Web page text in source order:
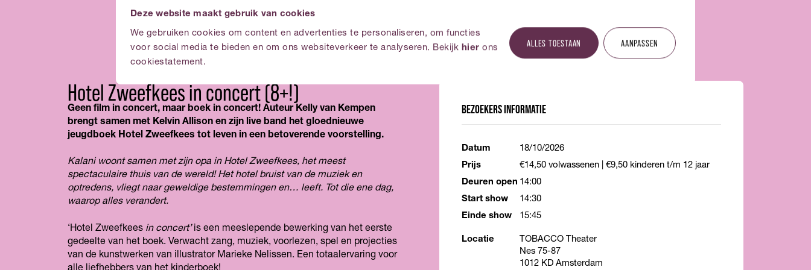
Deze website maakt gebruik van cookies
We gebruiken cookies om content en advertenties te personaliseren, om functies
voor social media te bieden en om ons websiteverkeer te analyseren. Bekijk hier ons
cookiestatement.
ALLES TOESTAAN AANPASSEN
Hotel Zweefkees in concert (8+!)
Geen film in concert, maar boek in concert! Auteur Kelly van Kempen
brengt samen met Kelvin Allison en zijn live band het gloednieuwe
jeugdboek Hotel Zweefkees tot leven in een betoverende voorstelling.
Kalani woont samen met zijn opa in Hotel Zweefkees, het meest
spectaculaire thuis van de wereld! Het hotel bruist van de muziek en
optredens, vliegt naar geweldige bestemmingen en… leeft. Tot die ene dag,
waarop alles verandert.
‘Hotel Zweefkees in concert’is een meeslepende bewerking van het eerste
gedeelte van het boek. Verwacht zang, muziek, voorlezen, spel en projecties
van de kunstwerken van illustrator Marieke Nelissen. Een totaalervaring voor
BEZOEKERSINFORMATIE
Datum
18/10/2026
Prijs
€14,50 volwassenen | €9,50 kinderen t/m 12 jaar
Deuren open 14:00
Start show
14:30
Einde show
15:45
Locatie
TOBACCO Theater
Nes 75-87
1012 KD Amsterdam